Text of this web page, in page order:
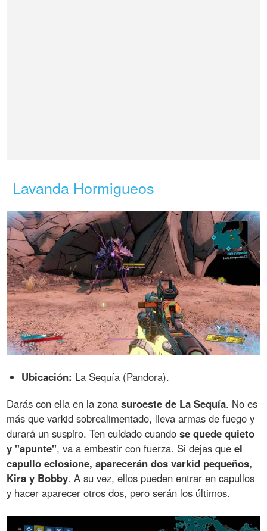
Lavanda Hormigueos
Ubicación: La Sequía (Pandora).
Darás con ella en la zonasuroeste de La Sequía. No es
más que varkid sobrealimentado, lleva armas de fuego y
durará un suspiro. Ten cuidado cuandose quede quieto
y "apunte", va a embestir con fuerza. Si dejas queel
capullo eclosione, aparecerán dos varkid pequeños,
Kira y Bobby. A su vez, ellos pueden entrar en capullos
y hacer aparecer otros dos, pero serán los últimos.